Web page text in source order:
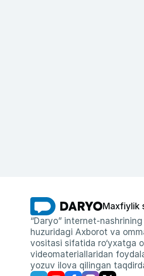
Maxfiylik
“Daryo” internet-
huzuridagi Axborot va
vositasi sifatida ro‘yxatga
videomateriallaridan
yozuv ilova qilingan